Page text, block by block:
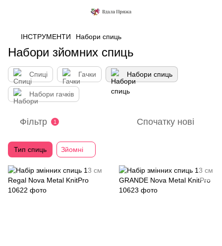
ІНСТРУМЕНТИ Набори спиць
Набори зйомних спиць
Спиці Гачки Набори спиць
Набори гачків
Фільтр 1 Спочатку нові
Тип спиць Зйомні